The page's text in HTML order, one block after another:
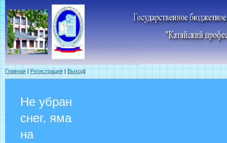
Главная | Регистрация | Выход|
Не убран
снег, яма
на